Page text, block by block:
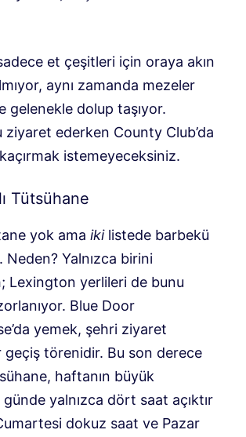
et çeşitleri için oraya akın
aynı zamanda mezeler
gelenekle dolup taşıyor.
ziyaret ederken County Club’da
istemeyeceksiniz.
Tütsühane
yok ama ikilistede barbekü
Neden? Yalnızca birini
Lexington yerlileri de bunu
Blue Door
yemek, şehri ziyaret
geçiş törenidir. Bu son derece
haftanın büyük
yalnızca dört saat açıktır
dokuz saat ve Pazar